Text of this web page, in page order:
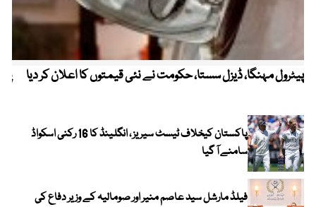
پیٹرول مہنگا، ڈیزل سستا، حکومت نے نئی قیمتوں کا اعلان کر دیا
پاکستان کیخلاف ٹیسٹ سیریز ، انگلینڈ کا 16 رکنی اسکواڈ
سامنے آ گیا
فیلڈ مارشل سید عاصم منیر اور صومالیہ کے وزیر دفاع کی